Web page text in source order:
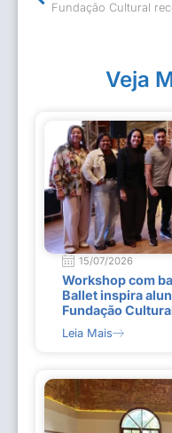
Veja
15/07/2026
Workshop com
Ballet inspira
Fundação
Leia Mais